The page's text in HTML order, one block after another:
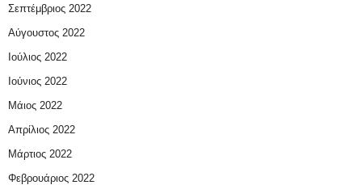
Σεπτέμβριος 2022
Αύγουστος 2022
Ιούλιος 2022
Ιούνιος 2022
Μάιος 2022
Απρίλιος 2022
Μάρτιος 2022
Φεβρουάριος 2022